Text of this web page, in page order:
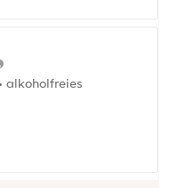
alkoholfreies